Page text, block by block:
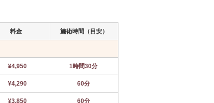
料金 施術時間（目安）
¥4,950 1時間30分
¥4,290 60分
¥3,850 60分